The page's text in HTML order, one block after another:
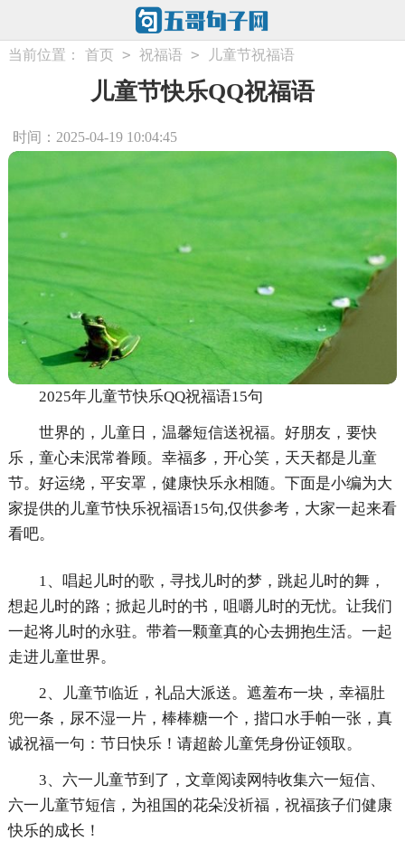
当前位置： 首页 > 祝福语 > 儿童节祝福语
儿童节快乐QQ祝福语
时间：2025-04-19 10:04:45
2025年儿童节快乐QQ祝福语15句
世界的，儿童日，温馨短信送祝福。好朋友，要快
乐，童心未泯常眷顾。幸福多，开心笑，天天都是儿童
节。好运绕，平安罩，健康快乐永相随。下面是小编为大
家提供的儿童节快乐祝福语15句,仅供参考，大家一起来看
看吧。
1、唱起儿时的歌，寻找儿时的梦，跳起儿时的舞，
想起儿时的路；掀起儿时的书，咀嚼儿时的无忧。让我们
一起将儿时的永驻。带着一颗童真的心去拥抱生活。一起
走进儿童世界。
2、儿童节临近，礼品大派送。遮羞布一块，幸福肚
兜一条，尿不湿一片，棒棒糖一个，揩口水手帕一张，真
诚祝福一句：节日快乐！请超龄儿童凭身份证领取。
3、六一儿童节到了，文章阅读网特收集六一短信、
六一儿童节短信，为祖国的花朵没祈福，祝福孩子们健康
快乐的成长！